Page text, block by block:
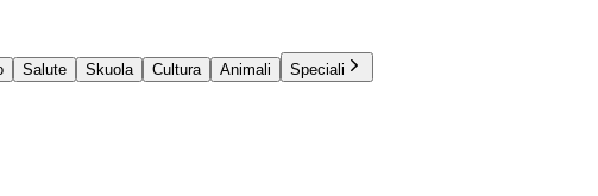
Salute Skuola Cultura Animali
Speciali